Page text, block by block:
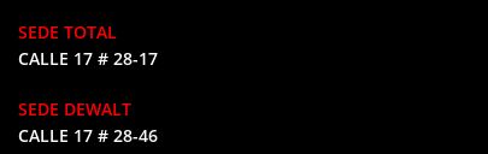
SEDE TOTAL
CALLE 17 # 28-17
SEDE DEWALT
CALLE 17 # 28-46